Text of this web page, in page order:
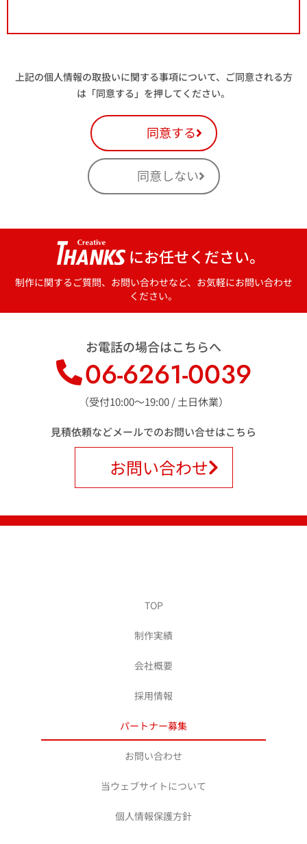
取得した個人情報の取扱いの全部又は、一部を委託することがありま
す。その場合には、当社において最善の考慮を行います。
４．個人情報の安全管理
個人情報の漏洩等がなされないよう、適切に安全管理対策を実施しま
５．個人情報を与えることの任意性について
６．容易に認識できない個人情報の取得方法につい
て
保有個人データに関する開示等のお申し出は、以下の窓口にて受付け
ます。 なお、この方法によらない開示等の求めには応じられない場合
がありますのでご了承ください。
住 所：〒541-0053 大阪府大阪市中央区本町1-7-1 三星本町ビ
ル9F
ＦＡＸ：06-6261-5539
電子メール：privacy@thanks39.com
上記の個人情報の取扱いに関する事項について、ご同意される方
は「同意する」を押してください。
同意する
同意しない
にお任せください。
制作に関するご質問、お問い合わせなど、お気軽にお問い合わせ
ください。
お電話の場合はこちらへ
06-6261-0039
（受付10:00〜19:00 / 土日休業）
見積依頼などメールでのお問い合せはこちら
お問い合わせ
TOP
制作実績
会社概要
採用情報
パートナー募集
お問い合わせ
当ウェブサイトについて
個人情報保護方針